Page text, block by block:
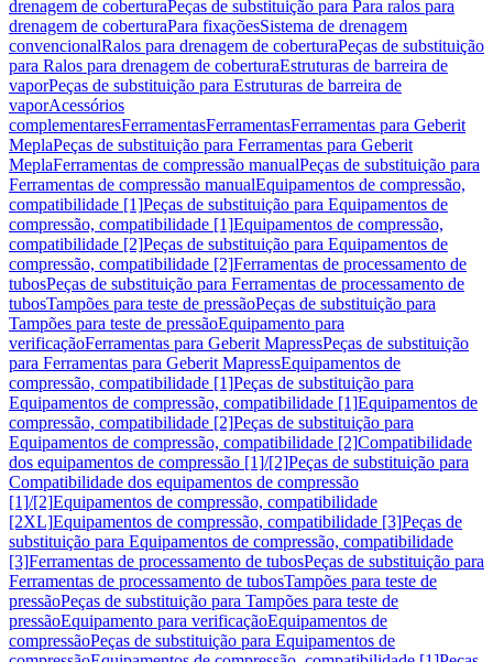
drenagem de coberturaPeças de substituição para Para ralos para
drenagem de coberturaPara fixaçõesSistema de drenagem
convencionalRalos para drenagem de coberturaPeças de substituição
para Ralos para drenagem de coberturaEstruturas de barreira de
vaporPeças de substituição para Estruturas de barreira de
vaporAcessórios
complementaresFerramentasFerramentasFerramentas para Geberit
MeplaPeças de substituição para Ferramentas para Geberit
MeplaFerramentas de compressão manualPeças de substituição para
Ferramentas de compressão manualEquipamentos de compressão,
compatibilidade [1]Peças de substituição para Equipamentos de
compressão, compatibilidade [1]Equipamentos de compressão,
compatibilidade [2]Peças de substituição para Equipamentos de
compressão, compatibilidade [2]Ferramentas de processamento de
tubosPeças de substituição para Ferramentas de processamento de
tubosTampões para teste de pressãoPeças de substituição para
Tampões para teste de pressãoEquipamento para
verificaçãoFerramentas para Geberit MapressPeças de substituição
para Ferramentas para Geberit MapressEquipamentos de
compressão, compatibilidade [1]Peças de substituição para
Equipamentos de compressão, compatibilidade [1]Equipamentos de
compressão, compatibilidade [2]Peças de substituição para
Equipamentos de compressão, compatibilidade [2]Compatibilidade
dos equipamentos de compressão [1]/[2]Peças de substituição para
Compatibilidade dos equipamentos de compressão
[1]/[2]Equipamentos de compressão, compatibilidade
[2XL]Equipamentos de compressão, compatibilidade [3]Peças de
substituição para Equipamentos de compressão, compatibilidade
[3]Ferramentas de processamento de tubosPeças de substituição para
Ferramentas de processamento de tubosTampões para teste de
pressãoPeças de substituição para Tampões para teste de
pressãoEquipamento para verificaçãoEquipamentos de
compressãoPeças de substituição para Equipamentos de